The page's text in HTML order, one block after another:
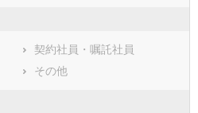
契約社員・嘱託社員
その他